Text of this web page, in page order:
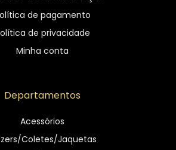
de pagamento
de privacidade
Minha conta
Departamentos
Acessórios
Coletes/Jaquetas